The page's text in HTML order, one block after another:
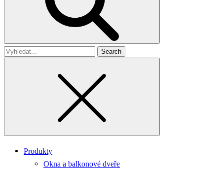
Search
Produkty
Okna a balkonové dveře